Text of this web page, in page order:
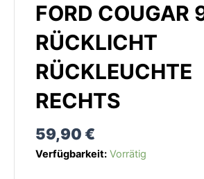
FORD COUGAR
RÜCKLICHT
RÜCKLEUCHTE
RECHTS
59,90€
Verfügbarkeit: Vorrätig
FORD